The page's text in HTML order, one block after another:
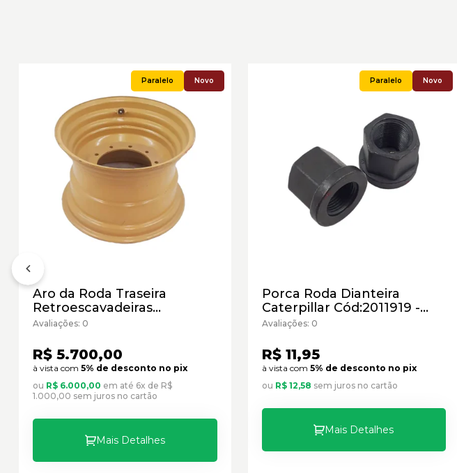
Novo
Aro da Roda Traseira
Retroescavadeiras
Caterpillar Cód:1956344 -
Avaliações: 0
R$ 5.700,00
à vista com 5% de desconto no pix
ou R$ 6.000,00 em até 6x de R$
1.000,00 sem juros no cartão
Mais Detalhes
Novo
Porca Roda Dianteira
Caterpillar Cód:2011919 -
Paralelo
Avaliações: 0
R$ 11,95
à vista com 5% de desconto no pix
ou R$ 12,58 sem juros no cartão
Mais Detalhes